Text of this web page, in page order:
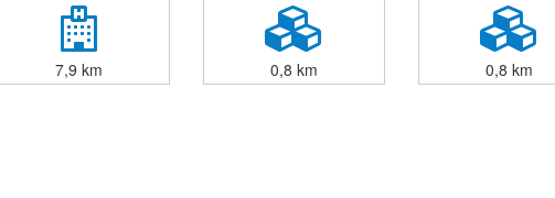
7,9 km 0,8 km
0,8 km